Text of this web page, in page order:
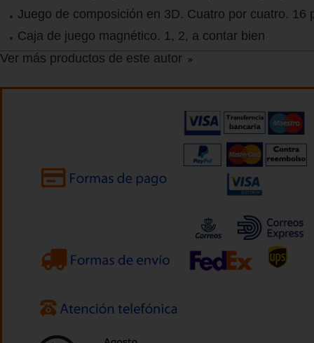
Juego de composición en 3D. Cuatro por cuatro. 16
Caja de juego magnético. 1, 2, a contar bien
Ver más productos de este autor